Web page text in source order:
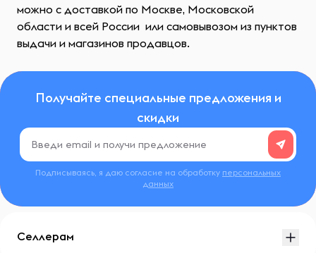
можно с доставкой по Москве, Московской
области и всей России или самовывозом из пунктов
выдачи и магазинов продавцов.
Получайте специальные предложения и
скидки
Подписываясь, я даю согласие на обработку персональных
данных
Селлерам